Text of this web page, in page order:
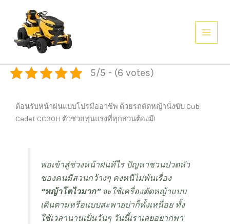
content
5/5 - (6 votes)
ต้อนรับหน้าฝนแบบโปรมืออาชีพ ด้วยรถตัดหญ้านั่งขับ Cub
Cadet CC30H ตัวช่วยทุ่นแรงที่ทุกสวนต้องมี!
พอเข้าสู่ช่วงหน้าฝนทีไร ปัญหาชวนปวดหัว
ของคนมีสวนกว้างๆ คงหนีไม่พ้นเรื่อง
“หญ้าโตไวมาก”จะใช้เครื่องตัดหญ้าแบบ
เดินตามหรือแบบสะพายบ่าก็ทั้งเหนื่อย ทั้ง
ใช้เวลานานเป็นวันๆ วันนี้เราเลยอยากพา